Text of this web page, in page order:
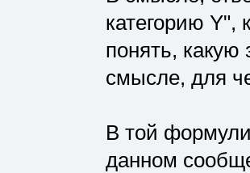
категорию Y",
понять,
смысле, для
В той
данном